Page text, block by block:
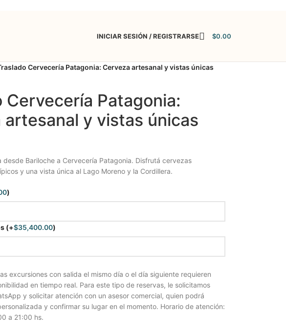
INICIAR SESIÓN / REGISTRARSE $0.00
Cervecería Patagonia: Cerveza artesanal y vistas únicas
Cervecería Patagonia:
artesanal y vistas únicas
desde Bariloche a Cervecería Patagonia. Disfrutá cervezas
y una vista única al Lago Moreno y la Cordillera.
)
(+$35,400.00)
excursiones con salida el mismo día o el día siguiente requieren
en tiempo real. Para este tipo de reservas, le solicitamos
y solicitar atención con un asesor comercial, quien podrá
y confirmar su lugar en el momento. Horario de atención:
a 21:00 hs.